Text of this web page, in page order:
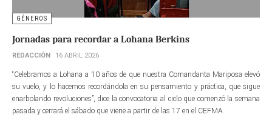
GÉNEROS
Jornadas para recordar a Lohana Berkins
REDACCIÓN 16 ABRIL 2026
“Celebramos a Lohana a 10 años de que nuestra Comandanta Mariposa elevó
su vuelo, y lo hacemos recordándola en su pensamiento y práctica, que sigue
enarbolando revoluciones”, dice la convocatoria al ciclo que comenzó la semana
pasada y cerrará el sábado que viene a partir de las 17 en el CEFMA.